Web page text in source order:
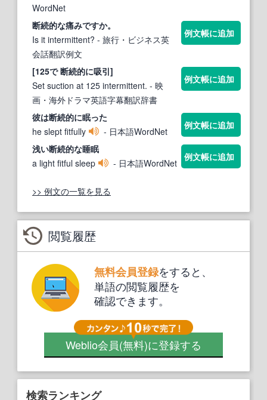
WordNet
断続的な痛みですか。
Is it intermittent? - 旅行・ビジネス英
会話翻訳例文
例文帳に追加
[125で断続的に吸引]
Set suction at 125 intermittent. - 映
画・海外ドラマ英語字幕翻訳辞書
例文帳に追加
彼は断続的に眠った
he slept fitfully
- 日本語WordNet
例文帳に追加
浅い断続的な睡眠
a light fitful sleep
- 日本語WordNet
例文帳に追加
>> 例文の一覧を見る
閲覧履歴
無料会員登録をすると、
単語の閲覧履歴を
確認できます。
Weblio会員(無料)に登録する
検索ランキング